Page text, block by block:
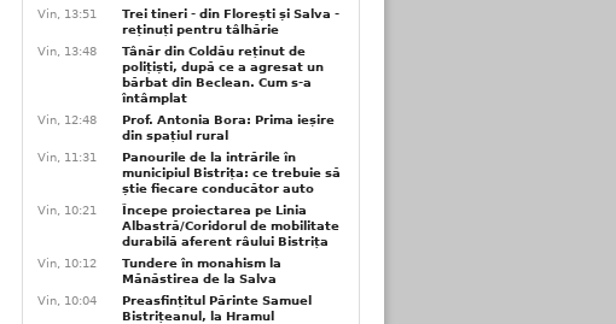
Vin, 13:51
Trei tineri - din Florești și Salva -
reținuți pentru tâlhărie
Vin, 13:48
Tânăr din Coldău reținut de
polițiști, după ce a agresat un
bărbat din Beclean. Cum s-a
întâmplat
Vin, 12:48
Prof. Antonia Bora: Prima ieșire
din spațiul rural
Vin, 11:31
Panourile de la intrările în
municipiul Bistrița: ce trebuie să
știe fiecare conducător auto
Vin, 10:21
Începe proiectarea pe Linia
Albastră/Coridorul de mobilitate
durabilă aferent râului Bistrița
Vin, 10:12
Tundere în monahism la
Mănăstirea de la Salva
Vin, 10:04
Preasfințitul Părinte Samuel
Bistrițeanul, la Hramul